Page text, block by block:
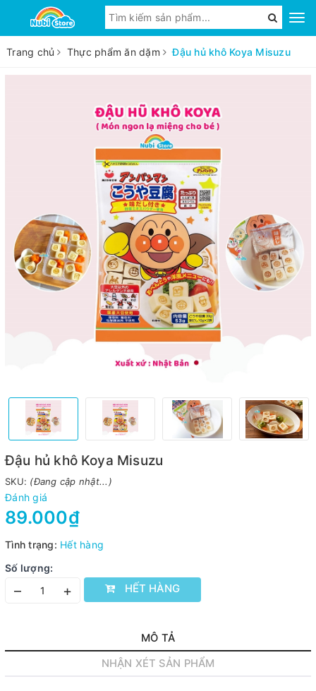
Trang chủ Thực phẩm ăn dặm Đậu hủ khô Koya Misuzu
Đậu hủ khô Koya Misuzu
SKU: (Đang cập nhật...)
Đánh giá
89.000₫
Tình trạng: Hết hàng
Số lượng:
– + HẾT HÀNG
MÔ TẢ
NHẬN XÉT SẢN PHẨM